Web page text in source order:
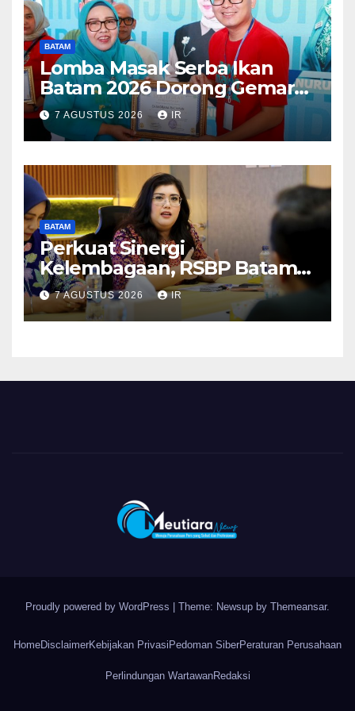
BATAM
Lomba Masak Serba Ikan
Batam 2026 Dorong Gemar
Makan Ikan
7 AGUSTUS 2026 IR
BATAM
Perkuat Sinergi
Kelembagaan, RSBP Batam
dan BPOM Pastikan
Pelayanan dan Ketersediaan
Obat Aman
7 AGUSTUS 2026 IR
Proudly powered by WordPress Theme: Newsup by Themeansar.
HomeDisclaimerKebijakan Privasi Pedoman SiberPeraturan Perusahaan
Perlindungan WartawanRedaksi